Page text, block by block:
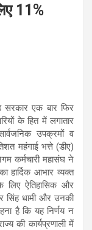
11%
सरकार एक बार फिर
के हित में लगातार
उपक्रमों व
महंगाई भत्ते (डीए)
कर्मचारी महासंघ ने
हार्दिक आभार व्यक्त
लिए ऐतिहासिक और
सिंह धामी और उनकी
है कि यह निर्णय न
की कार्यप्रणाली में